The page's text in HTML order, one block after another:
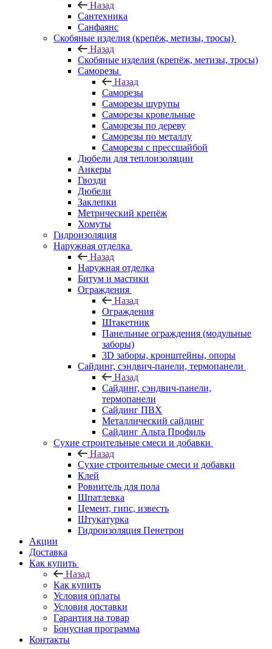
Назад
Сантехника
Санфаянс
Скобяные изделия (крепёж, метизы, тросы)
Назад
Скобяные изделия (крепёж, метизы, тросы)
Саморезы
Назад
Саморезы
Саморезы шурупы
Саморезы кровельные
Саморезы по дереву
Саморезы по металлу
Саморезы с прессшайбой
Дюбели для теплоизоляции
Анкеры
Гвозди
Дюбели
Заклепки
Метрический крепёж
Хомуты
Гидроизоляция
Наружная отделка
Назад
Наружная отделка
Битум и мастики
Ограждения
Назад
Ограждения
Штакетник
Панельные ограждения (модульные
заборы)
3D заборы, кронштейны, опоры
Cайдинг, сэндвич-панели, термопанели
Назад
Cайдинг, сэндвич-панели,
термопанели
Сайдинг ПВХ
Металлический сайдинг
Сайдинг Альта Профиль
Сухие строительные смеси и добавки
Назад
Сухие строительные смеси и добавки
Клей
Ровнитель для пола
Шпатлевка
Цемент, гипс, известь
Штукатурка
Гидроизоляция Пенетрон
Акции
Доставка
Как купить
Назад
Как купить
Условия оплаты
Условия доставки
Гарантия на товар
Бонусная программа
Контакты